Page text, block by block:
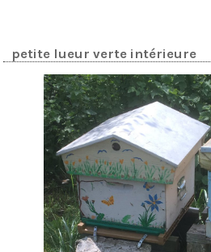
petite lueur verte intérieure